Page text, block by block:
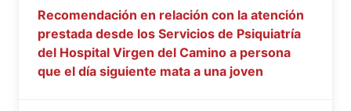
Recomendación en relación con la atención
prestada desde los Servicios de Psiquiatría
del Hospital Virgen del Camino a persona
que el día siguiente mata a una joven